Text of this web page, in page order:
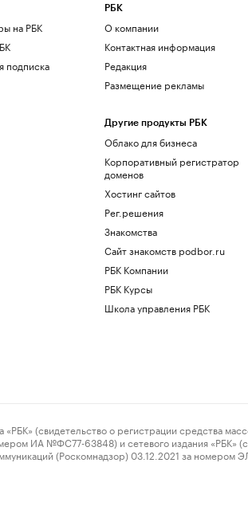
на РБК
подписка
РБК
О компании
Контактная информация
Редакция
Размещение рекламы
Другие продукты РБК
Облако для бизнеса
Корпоративный регистратор
доменов
Хостинг сайтов
Рег.решения
Знакомства
Сайт знакомств podbor.ru
РБК Компании
РБК Курсы
Школа управления РБК
(свидетельство о регистрации средства
ИА №ФС77-63848) и сетевого издания «РБК»
(Роскомнадзор) 03.12.2021 за